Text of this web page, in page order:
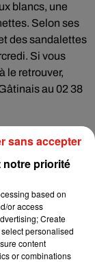
blancs, une
Selon ses
des sandalettes
Si vous
le retrouver,
au 02 38
de chatelain
notre priorité
based on
or access
Create
personalised
content
or combinations
sans accepter